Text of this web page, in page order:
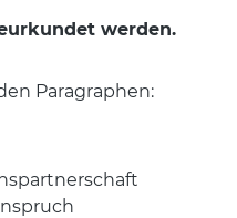
werden.
Paragraphen: